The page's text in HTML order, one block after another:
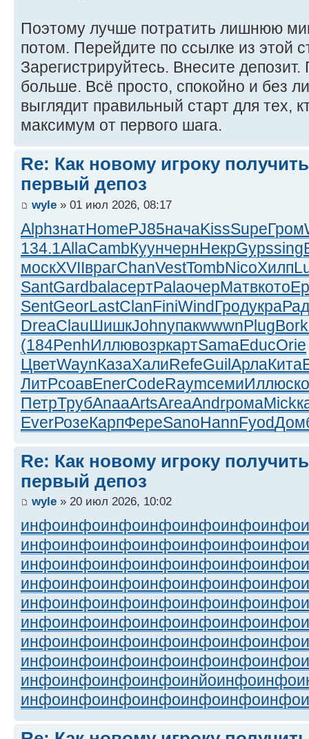
Поэтому лучше потратить лишнюю
потом. Перейдите по ссылке из этой
Зарегистрируйтесь. Внесите
больше. Всё просто, спокойно и без
выглядит правильный старт для тех,
максимум от первого шага.
Re: Как новому игроку
первый депоз
wyle » 01 июл 2026, 08:17
AlphзнатHomePJ85начаKissSupeГром
134.1AllaCambКуунчернНекрGypssing
москXVIIврагChanVestTombNicoХилп
SantGardbalaсертPalaочерМатвкото
SentGeorLastClanFiniWindГродукра
DreaClauШишкJohnупакwwwnPlugBork
(184PenhИллювозркартSamaEducOrie
ЦветWaynКазаХалиRefeGuilАрлаКита
ЛитРсоавEnerCodeRaymсемиИллю
ПетрТрубAnaaArtsAreaAndrромаMick
EverРозеКарпФереSanoHannFyod
Re: Как новому игроку
первый депоз
wyle » 20 июл 2026, 10:02
инфоинфоинфоинфоинфоинфоинфо
инфоинфоинфоинфоинфоинфоинфо
инфоинфоинфоинфоинфоинфоинфо
инфоинфоинфоинфоинфоинфоинфо
инфоинфоинфоинфоинфоинфоинфо
инфоинфоинфоинфоинфоинфоинфо
инфоинфоинфоинфоинфоинфоинфо
инфоинфоинфоинфоинфоинфоинфо
инфоинфоинфоинфоинйоинфоинфо
инфоинфоинфоинфоинфоинфоинфо